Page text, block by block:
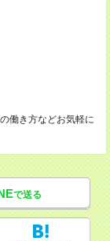
働き方などお気軽に
で送る